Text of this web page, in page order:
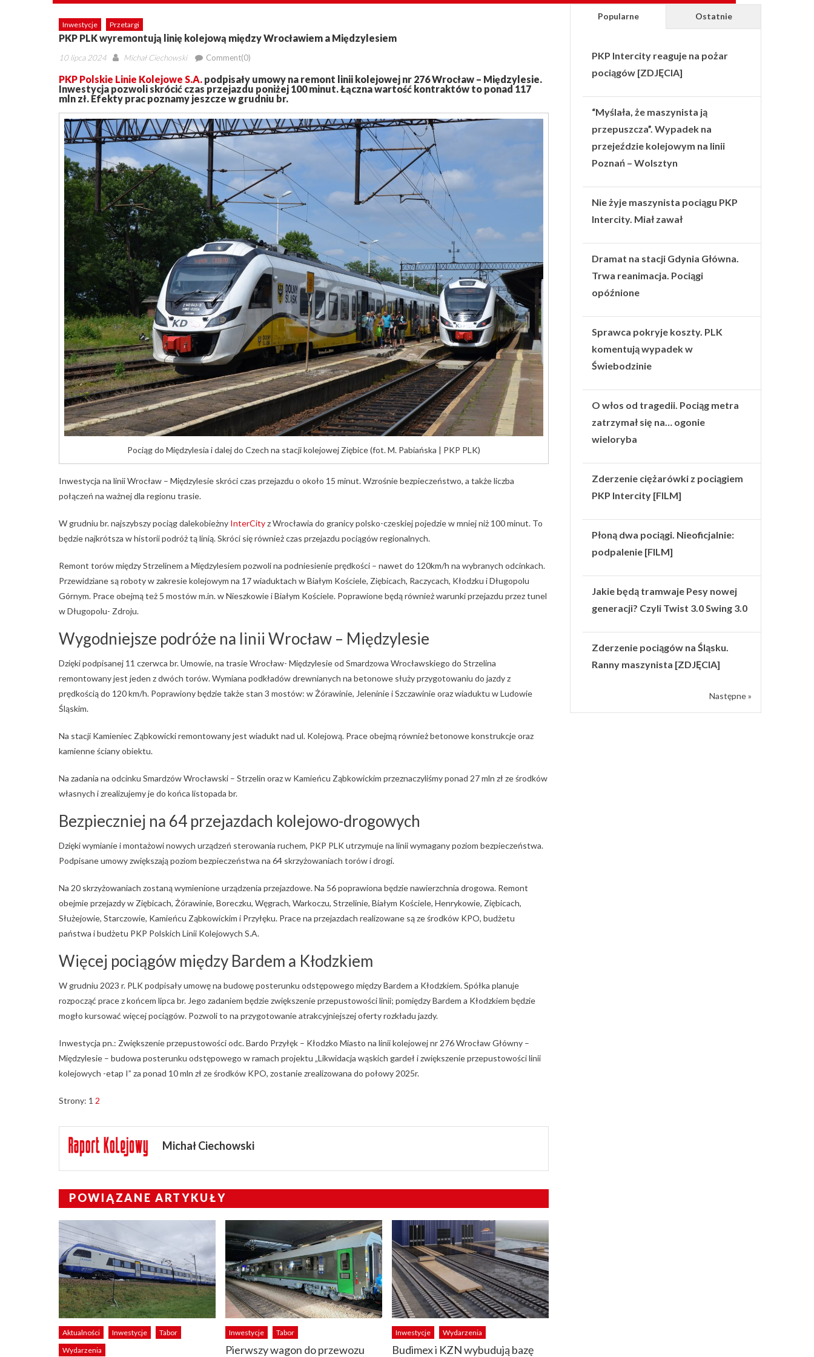
Inwestycje Przetargi
PKP PLK wyremontują linię kolejową między Wrocławiem a Międzylesiem
Posted
10 lipca 2024 Author
Michał Ciechowski Comment(0)
PKP Polskie Linie Kolejowe S.A. podpisały umowy na remont linii kolejowej nr 276 Wrocław – Międzylesie.
Inwestycja pozwoli skrócić czas przejazdu poniżej 100 minut. Łączna wartość kontraktów to ponad 117
mln zł. Efekty prac poznamy jeszcze w grudniu br.
Pociąg do Międzylesia i dalej do Czech na stacji kolejowej Ziębice (fot. M. Pabiańska | PKP PLK)
Inwestycja na linii Wrocław – Międzylesie skróci czas przejazdu o około 15 minut. Wzrośnie bezpieczeństwo, a także liczba
połączeń na ważnej dla regionu trasie.
W grudniu br. najszybszy pociąg dalekobieżny InterCityz Wrocławia do granicy polsko-czeskiej pojedzie w mniej niż 100 minut. To
będzie najkrótsza w historii podróż tą linią. Skróci się również czas przejazdu pociągów regionalnych.
Remont torów między Strzelinem a Międzylesiem pozwoli na podniesienie prędkości – nawet do 120km/h na wybranych odcinkach.
Przewidziane są roboty w zakresie kolejowym na 17 wiaduktach w Białym Kościele, Ziębicach, Raczycach, Kłodzku i Długopolu
Górnym. Prace obejmą też 5 mostów m.in. w Nieszkowie i Białym Kościele. Poprawione będą również warunki przejazdu przez tunel
w Długopolu- Zdroju.
Wygodniejsze podróże na linii Wrocław – Międzylesie
Dzięki podpisanej 11 czerwca br. Umowie, na trasie Wrocław- Międzylesie od Smardzowa Wrocławskiego do Strzelina
remontowany jest jeden z dwóch torów. Wymiana podkładów drewnianych na betonowe służy przygotowaniu do jazdy z
prędkością do 120 km/h. Poprawiony będzie także stan 3 mostów: w Żórawinie, Jeleninie i Szczawinie oraz wiaduktu w Ludowie
Śląskim.
Na stacji Kamieniec Ząbkowicki remontowany jest wiadukt nad ul. Kolejową. Prace obejmą również betonowe konstrukcje oraz
kamienne ściany obiektu.
Na zadania na odcinku Smardzów Wrocławski – Strzelin oraz w Kamieńcu Ząbkowickim przeznaczyliśmy ponad 27 mln zł ze środków
własnych i zrealizujemy je do końca listopada br.
Bezpieczniej na 64 przejazdach kolejowo-drogowych
Dzięki wymianie i montażowi nowych urządzeń sterowania ruchem, PKP PLK utrzymuje na linii wymagany poziom bezpieczeństwa.
Podpisane umowy zwiększają poziom bezpieczeństwa na 64 skrzyżowaniach torów i drogi.
Na 20 skrzyżowaniach zostaną wymienione urządzenia przejazdowe. Na 56 poprawiona będzie nawierzchnia drogowa. Remont
obejmie przejazdy w Ziębicach, Żórawinie, Boreczku, Węgrach, Warkoczu, Strzelinie, Białym Kościele, Henrykowie, Ziębicach,
Służejowie, Starczowie, Kamieńcu Ząbkowickim i Przyłęku. Prace na przejazdach realizowane są ze środków KPO, budżetu
państwa i budżetu PKP Polskich Linii Kolejowych S.A.
Więcej pociągów między Bardem a Kłodzkiem
W grudniu 2023 r. PLK podpisały umowę na budowę posterunku odstępowego między Bardem a Kłodzkiem. Spółka planuje
rozpocząć prace z końcem lipca br. Jego zadaniem będzie zwiększenie przepustowości linii; pomiędzy Bardem a Kłodzkiem będzie
mogło kursować więcej pociągów. Pozwoli to na przygotowanie atrakcyjniejszej oferty rozkładu jazdy.
Inwestycja pn.: Zwiększenie przepustowości odc. Bardo Przyłęk – Kłodzko Miasto na linii kolejowej nr 276 Wrocław Główny –
Międzylesie – budowa posterunku odstępowego w ramach projektu „Likwidacja wąskich gardeł i zwiększenie przepustowości linii
kolejowych -etap I” za ponad 10 mln zł ze środków KPO, zostanie zrealizowana do połowy 2025r.
Strony: 1 2
Michał Ciechowski
POWIĄZANE ARTYKUŁY
Aktualności Inwestycje
Tabor
Wydarzenia
Inwestycje Tabor
Pierwszy wagon do przewozu
Inwestycje Wydarzenia
Budimex i KZN wybudują bazę
Popularne Ostatnie
PKP Intercity reaguje na pożar
pociągów [ZDJĘCIA]
“Myślała, że maszynista ją
przepuszcza”. Wypadek na
przejeździe kolejowym na linii
Poznań – Wolsztyn
Nie żyje maszynista pociągu PKP
Intercity. Miał zawał
Dramat na stacji Gdynia Główna.
Trwa reanimacja. Pociągi
opóźnione
Sprawca pokryje koszty. PLK
komentują wypadek w
Świebodzinie
O włos od tragedii. Pociąg metra
zatrzymał się na… ogonie
wieloryba
Zderzenie ciężarówki z pociągiem
PKP Intercity [FILM]
Płoną dwa pociągi. Nieoficjalnie:
podpalenie [FILM]
Jakie będą tramwaje Pesy nowej
generacji? Czyli Twist 3.0 Swing 3.0
Zderzenie pociągów na Śląsku.
Ranny maszynista [ZDJĘCIA]
Następne »